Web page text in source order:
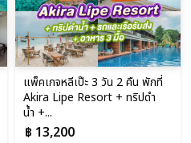
แพ็คเกจหลีเป๊ะ 3 วัน 2 คืน พักที่
Akira Lipe Resort + ทริปดำ
น้ำ +...
฿ 13,200